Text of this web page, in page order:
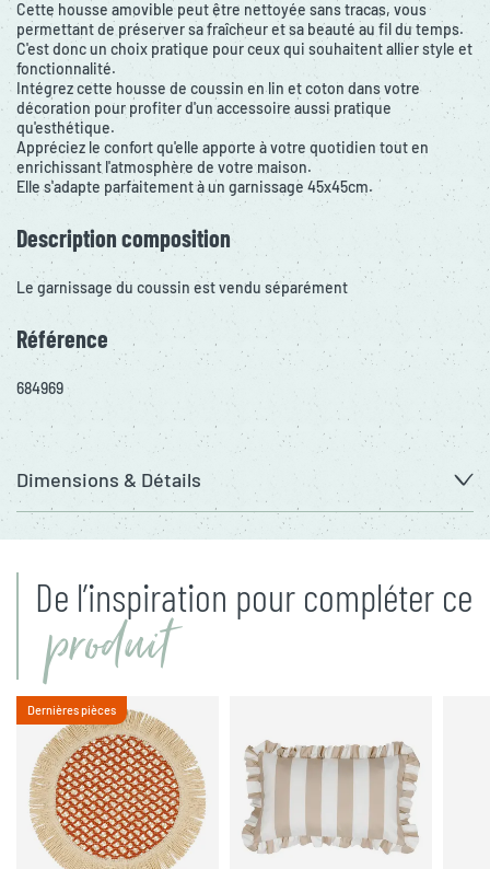
Cette housse amovible peut être nettoyée sans tracas, vous
permettant de préserver sa fraîcheur et sa beauté au fil du temps.
C'est donc un choix pratique pour ceux qui souhaitent allier style et
fonctionnalité.
Intégrez cette housse de coussin en lin et coton dans votre
décoration pour profiter d'un accessoire aussi pratique
qu'esthétique.
Appréciez le confort qu'elle apporte à votre quotidien tout en
enrichissant l'atmosphère de votre maison.
Elle s'adapte parfaitement à un garnissage 45x45cm.
Description composition
Le garnissage du coussin est vendu séparément
Référence
684969
Dimensions & Détails
De l’inspiration pour compléter ce
produit
Dernières pièces